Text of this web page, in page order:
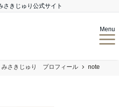
さきじゅり公式サイト
Menu
さきじゅり プロフィール note